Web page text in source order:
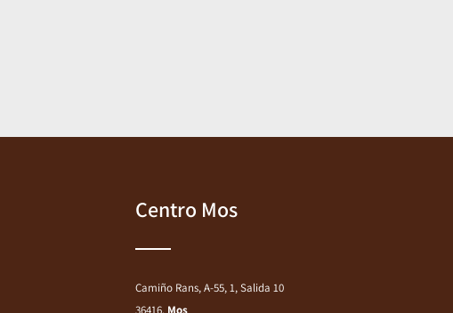
Centro Mos
Camiño Rans, A-55, 1, Salida 10
36416, Mos